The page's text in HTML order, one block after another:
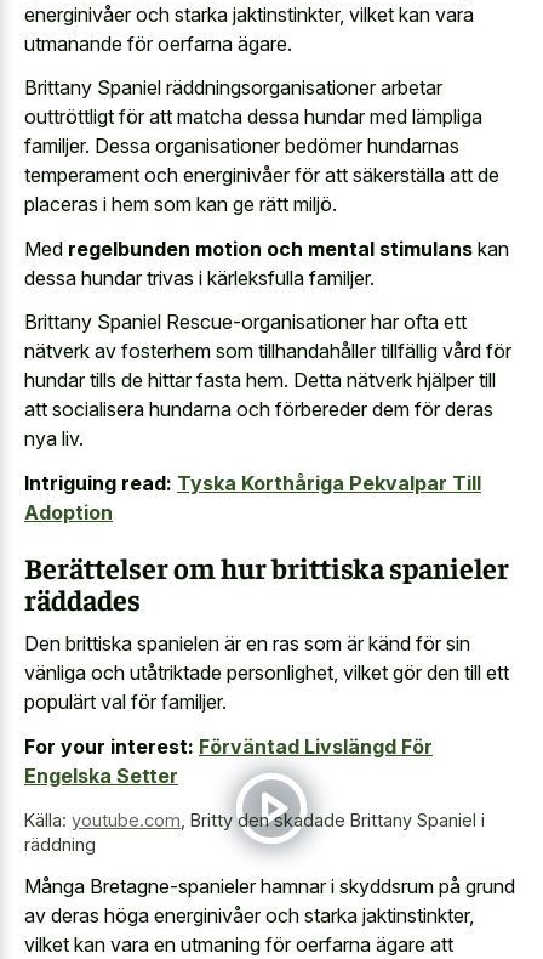
energinivåer och starka jaktinstinkter, vilket kan vara
utmanande för oerfarna ägare.
Brittany Spaniel räddningsorganisationer arbetar
outtröttligt för att matcha dessa hundar med lämpliga
familjer. Dessa organisationer bedömer hundarnas
temperament och energinivåer för att säkerställa att de
placeras i hem som kan ge rätt miljö.
Med regelbunden motion och mental stimulans kan
dessa hundar trivas i kärleksfulla familjer.
Brittany Spaniel Rescue-organisationer har ofta ett
nätverk av fosterhem som tillhandahåller tillfällig vård för
hundar tills de hittar fasta hem. Detta nätverk hjälper till
att socialisera hundarna och förbereder dem för deras
nya liv.
Intriguing read: Tyska Korthåriga Pekvalpar Till
Adoption
Berättelser om hur brittiska spanieler
räddades
Den brittiska spanielen är en ras som är känd för sin
vänliga och utåtriktade personlighet, vilket gör den till ett
populärt val för familjer.
For your interest: Förväntad Livslängd För
Engelska Setter
Källa: youtube.com Britty den skadade Brittany Spaniel i
räddning
Många Bretagne-spanieler hamnar i skyddsrum på grund
av deras höga energinivåer och starka jaktinstinkter,
vilket kan vara en utmaning för oerfarna ägare att